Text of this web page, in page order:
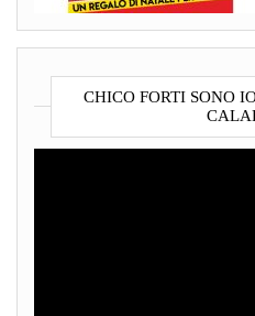
CHICO FORTI SONO